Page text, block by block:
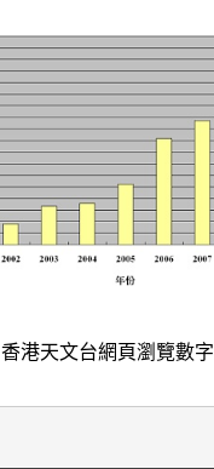
香港天文台網頁瀏覽數字